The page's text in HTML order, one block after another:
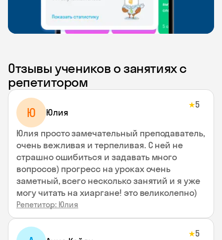
Отзывы учеников о занятиях с
репетитором
Ю Юлия
★5
Юлия просто замечательный преподаватель,
очень вежливая и терпеливая. С ней не
страшно ошибиться и задавать много
вопросов) прогресс на уроках очень
заметный, всего несколько занятий и я уже
могу читать на хиаргане! это великолепно)
Репетитор: Юлия
★5